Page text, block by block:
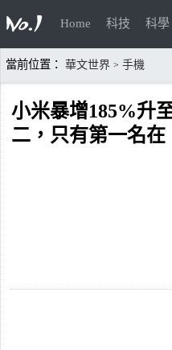
Home 科技 科學
當前位置： 華文世界 > 手機
小米暴增185%升
二，只有第一名在